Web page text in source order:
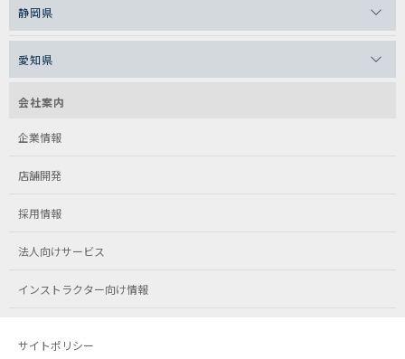
静岡県
愛知県
会社案内
企業情報
店舗開発
採用情報
法人向けサービス
インストラクター向け情報
サイトポリシー